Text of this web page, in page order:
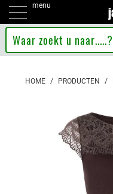
menu
HOME / PRODUCTEN /